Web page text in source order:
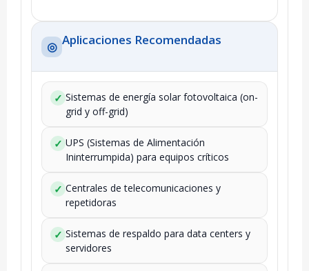
◎ Aplicaciones Recomendadas
✓ Sistemas de energía solar fotovoltaica (on-
grid y off-grid)
✓ UPS (Sistemas de Alimentación
Ininterrumpida) para equipos críticos
✓ Centrales de telecomunicaciones y
repetidoras
✓ Sistemas de respaldo para data centers y
servidores